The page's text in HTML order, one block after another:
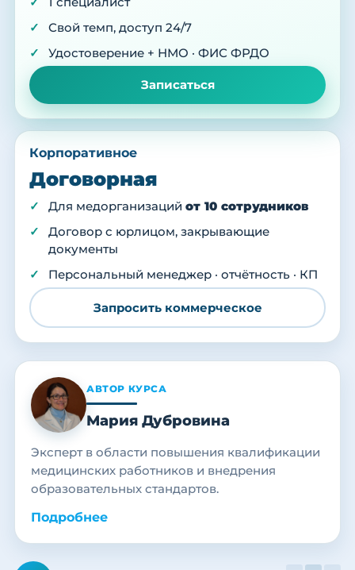
Свой темп, доступ 24/7
Удостоверение + НМО · ФИС ФРДО
Записаться
Корпоративное
Договорная
Для медорганизаций от 10 сотрудников
Договор с юрлицом, закрывающие
документы
Персональный менеджер · отчётность · КП
Запросить коммерческое
АВТОР КУРСА
Мария Дубровина
Эксперт в области повышения квалификации
медицинских работников и внедрения
образовательных стандартов.
Подробнее